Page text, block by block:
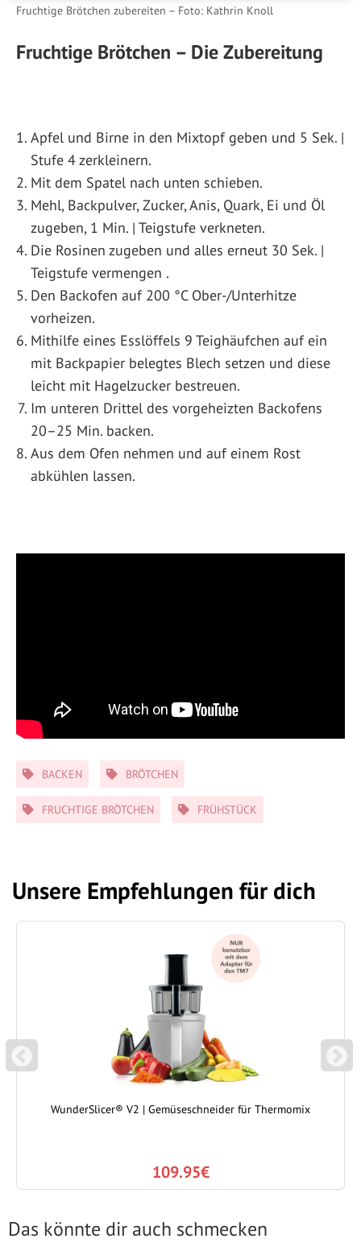
Fruchtige Brötchen zubereiten – Foto: Kathrin Knoll
Fruchtige Brötchen – Die Zubereitung
Apfel und Birne in den Mixtopf geben und 5 Sek. |
Stufe 4 zerkleinern.
Mit dem Spatel nach unten schieben.
Mehl, Backpulver, Zucker, Anis, Quark, Ei und Öl
zugeben, 1 Min. | Teigstufe verkneten.
Die Rosinen zugeben und alles erneut 30 Sek. |
Teigstufe vermengen .
Den Backofen auf 200 °C Ober-/Unterhitze
vorheizen.
Mithilfe eines Esslöffels 9 Teighäufchen auf ein
mit Backpapier belegtes Blech setzen und diese
leicht mit Hagelzucker bestreuen.
Im unteren Drittel des vorgeheizten Backofens
20–25 Min. backen.
Aus dem Ofen nehmen und auf einem Rost
abkühlen lassen.
Schlagwörter
BACKEN BRÖTCHEN
FRUCHTIGE BRÖTCHEN FRÜHSTÜCK
Unsere Empfehlungen für dich
P
REVIOUS
WunderSlicer® V2 | Gemüseschneider für Thermomix
109.95€
N
EXT
Das könnte dir auch schmecken